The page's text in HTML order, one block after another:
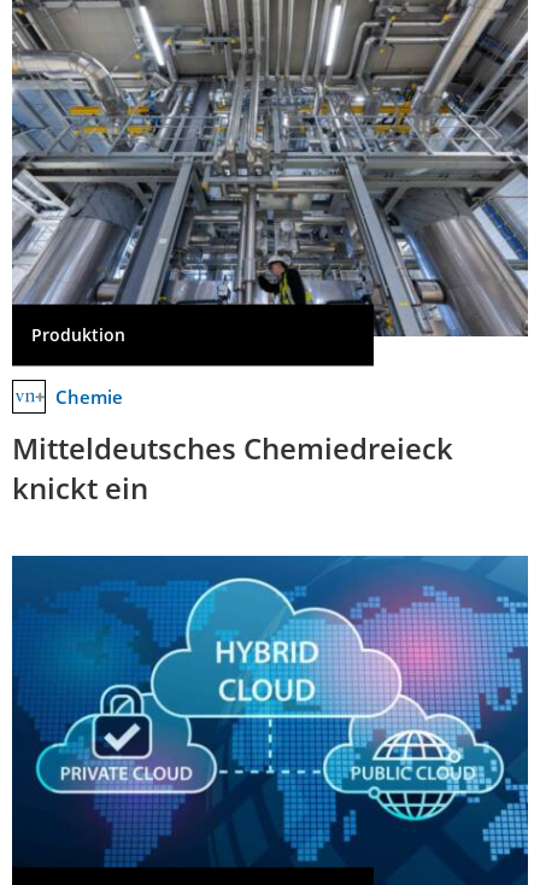
Produktion
Chemie
Mitteldeutsches Chemiedreieck
knickt ein